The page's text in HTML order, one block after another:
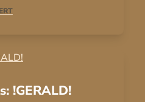
!GERALD!